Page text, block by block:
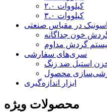
۲.۰ کیلووات
۳.۰ کیلووات
در مقیاس صنعتی
خون جداگانه
گردش مداوم
سری‌های سفارشی
استیل ضد زنگ
محصول
ابزار اندازه‌گیری
محصولات ویژه